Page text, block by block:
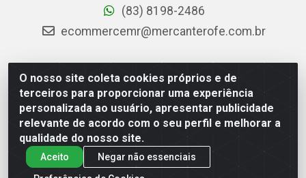
O nosso site coleta cookies próprios e de
terceiros para proporcionar uma experiência
personalizada ao usuário, apresentar publicidade
relevante de acordo com o seu perfil e melhorar a
qualidade do nosso site.
Aceito
Negar não essenciais
(83) 8198-2486
ecommercemr@mercanterofe.com.br
MR Distribuidora - Rua Hortêncio Ribeiro de Luna, 3777 -
Distrito Industrial, João Pessoa/PB - CEP 58081-400 -
CNPJ 35.428.312/0001-85